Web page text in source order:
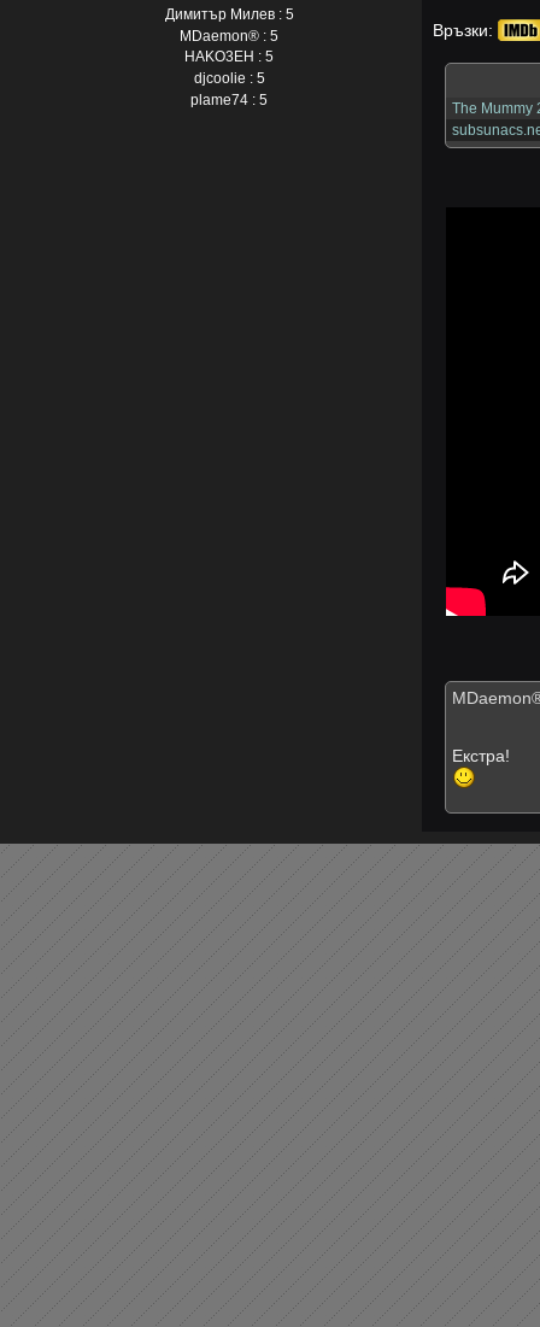
Димитър Милев : 5
MDaemon® : 5
HAKO3EH : 5
djcoolie : 5
plame74 : 5
Връзки:
The Mummy
Екстра!